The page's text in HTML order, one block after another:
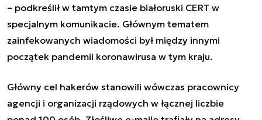
– podkreślił w tamtym czasie białoruski CERT w
specjalnym komunikacie. Głównym tematem
zainfekowanych wiadomości był między innymi
początek pandemii koronawirusa w tym kraju.
Główny cel hakerów stanowili wówczas pracownicy
agencji i organizacji rządowych w łącznej liczbie